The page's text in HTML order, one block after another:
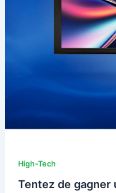
High-Tech
Tentez de gagner